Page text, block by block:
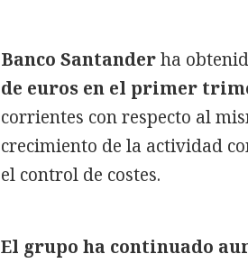
Banco Santanderha
de euros en el primer
corrientes con respecto al
crecimiento de la actividad
el control de costes.
El grupo ha continuado